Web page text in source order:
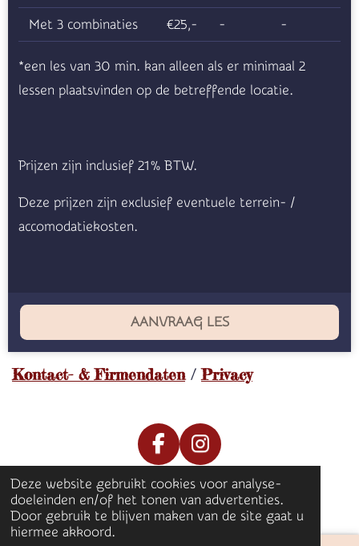
Deze website gebruikt cookies voor analyse-
doeleinden en/of het tonen van advertenties.
Door gebruik te blijven maken van de site gaat u
hiermee akkoord.
Met 3 combinaties €25,- - -
*een les van 30 min. kan alleen als er minimaal 2
lessen plaatsvinden op de betreffende locatie.
Prijzen zijn inclusief 21% BTW.
Deze prijzen zijn exclusief eventuele terrein- /
accomodatiekosten.
AANVRAAG LES
Kontact- & Firmendaten/Privacy
F
a
c
e
I
n
s
t
© 2025 Eventing Plus